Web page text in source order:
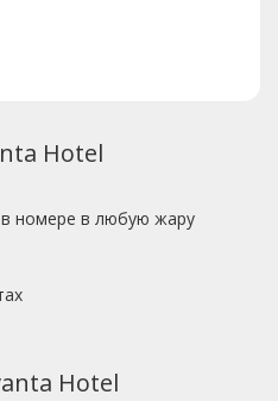
Hotel
номере в любую жару
Hotel